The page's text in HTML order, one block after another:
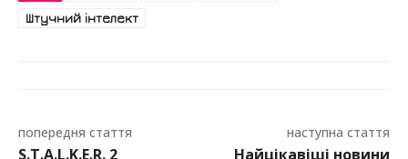
Штучний інтелект
попередня стаття
S.T.A.L.K.E.R. 2
наступна стаття
Найцікавіші новини